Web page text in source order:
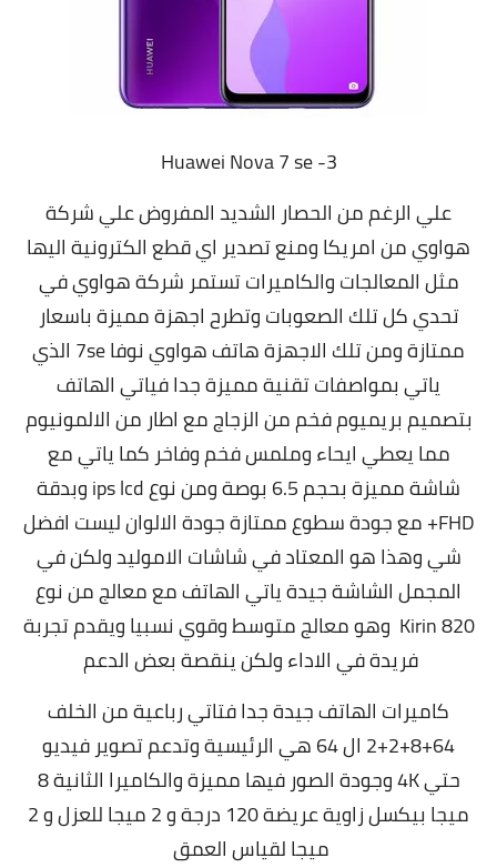
3- Huawei Nova 7 se
علي الرغم من الحصار الشديد المفروض علي شركة
هواوي من امريكا ومنع تصدير اي قطع الكترونية اليها
مثل المعالجات والكاميرات تستمر شركة هواوي في
تحدي كل تلك الصعوبات وتطرح اجهزة مميزة باسعار
ممتازة ومن تلك الاجهزة هاتف هواوي نوفا 7se الذي
ياتي بمواصفات تقنية مميزة جدا فياتي الهاتف
بتصميم بريميوم فخم من الزجاج مع اطار من الالمونيوم
مما يعطي ايحاء وملمس فخم وفاخر كما ياتي مع
شاشة مميزة بحجم 6.5 بوصة ومن نوع ips lcd وبدقة
FHD+ مع جودة سطوع ممتازة جودة الالوان ليست افضل
شي وهذا هو المعتاد في شاشات الاموليد ولكن في
المجمل الشاشة جيدة ياتي الهاتف مع معالج من نوع
Kirin 820 وهو معالج متوسط وقوي نسبيا ويقدم تجربة
فريدة في الاداء ولكن ينقصة بعض الدعم
كاميرات الهاتف جيدة جدا فتاتي رباعية من الخلف
64+8+2+2 ال 64 هي الرئيسية وتدعم تصوير فيديو
حتي 4K وجودة الصور فيها مميزة والكاميرا الثانية 8
ميجا بيكسل زاوية عريضة 120 درجة و 2 ميجا للعزل و 2
ميجا لقياس العمق